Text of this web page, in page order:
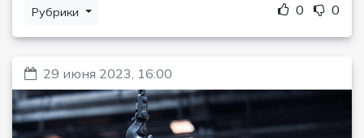
Рубрики 0 0
29 июня 2023, 16:00